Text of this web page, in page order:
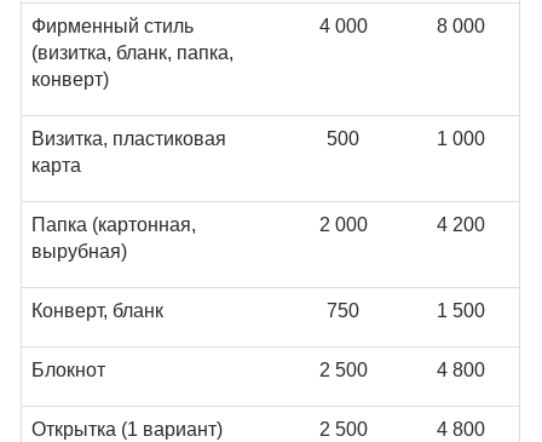
Фирменный стиль
(визитка, бланк, папка,
конверт)
4 000 8 000
Визитка, пластиковая
карта
500 1 000
Папка (картонная,
вырубная)
2 000 4 200
Конверт, бланк 750 1 500
Блокнот 2 500 4 800
Открытка (1 вариант) 2 500 4 800